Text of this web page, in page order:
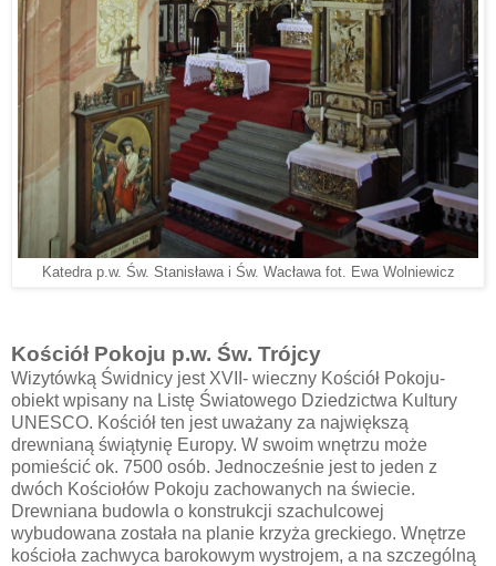
Katedra p.w. Św. Stanisława i Św. Wacława fot. Ewa Wolniewicz
Kościół Pokoju p.w. Św. Trójcy
Wizytówką Świdnicy jest XVII- wieczny Kościół Pokoju-
obiekt wpisany na Listę Światowego Dziedzictwa Kultury
UNESCO. Kościół ten jest uważany za największą
drewnianą świątynię Europy. W swoim wnętrzu może
pomieścić ok. 7500 osób. Jednocześnie jest to jeden z
dwóch Kościołów Pokoju zachowanych na świecie.
Drewniana budowla o konstrukcji szachulcowej
wybudowana została na planie krzyża greckiego. Wnętrze
kościoła zachwyca barokowym wystrojem, a na szczególną